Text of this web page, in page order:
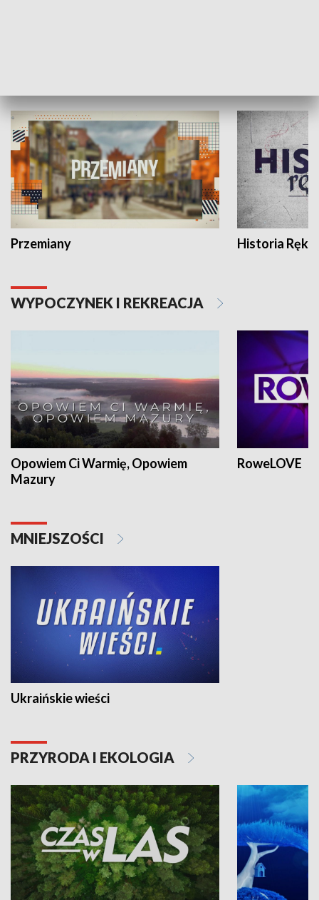
Przemiany Historia Ręką
WYPOCZYNEK I REKREACJA
Opowiem Ci Warmię, Opowiem
Mazury
RoweLOVE
MNIEJSZOŚCI
Ukraińskie wieści
PRZYRODA I EKOLOGIA